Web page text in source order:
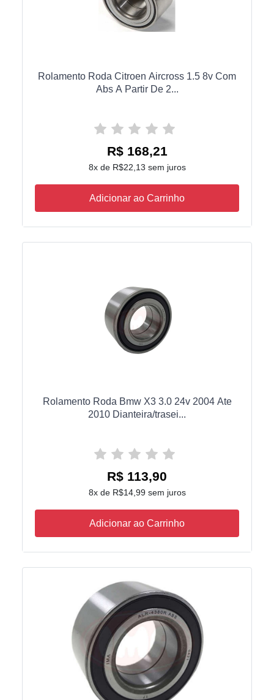
Rolamento Roda Citroen Aircross 1.5 8v Com
Abs A Partir De 2...
R$ 168,21
8x de R$22,13 sem juros
Adicionar ao Carrinho
Rolamento Roda Bmw X3 3.0 24v 2004 Ate
2010 Dianteira/trasei...
R$ 113,90
8x de R$14,99 sem juros
Adicionar ao Carrinho